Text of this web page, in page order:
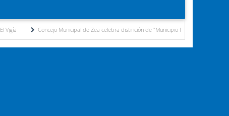
Concejo Municipal de Zea celebra distinción de "Municipio Modelo de Venezuela" otorgada